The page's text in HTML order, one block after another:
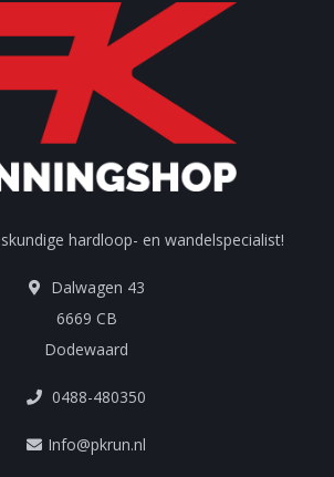
hardloop- en wandelspecialist!
Dalwagen 43
6669 CB
Dodewaard
0488-480350
Info@pkrun.nl